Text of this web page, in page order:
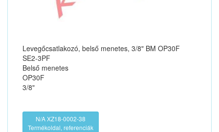
Levegőcsatlakozó, belső menetes, 3/8" BM OP30F
SE2-3PF
Belső menetes
OP30F
3/8"
N/A XZ18-0002-38
Termékoldal, referenciák